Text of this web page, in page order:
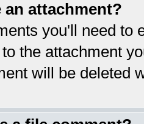
an attachment?
you'll need
the attachment
will be deleted